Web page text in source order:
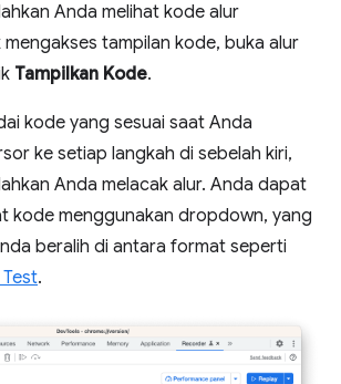
Anda melihat kode alur
tampilan kode, buka alur
Tampilkan Kode.
kode yang sesuai saat Anda
ke setiap langkah di sebelah kiri,
Anda melacak alur. Anda dapat
kode menggunakan dropdown, yang
beralih di antara format seperti
.